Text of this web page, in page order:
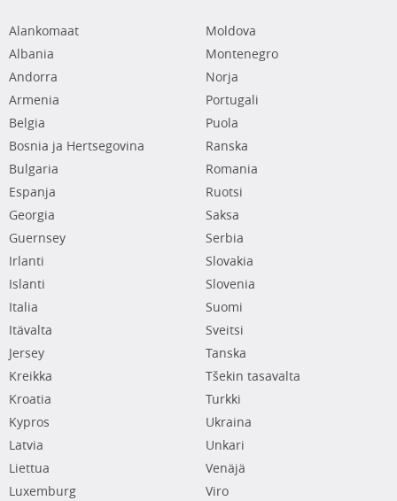
Alankomaat
Albania
Andorra
Armenia
Belgia
Bosnia ja Hertsegovina
Bulgaria
Espanja
Georgia
Guernsey
Irlanti
Islanti
Italia
Itävalta
Jersey
Kreikka
Kroatia
Kypros
Latvia
Liettua
Luxemburg
Moldova
Montenegro
Norja
Portugali
Puola
Ranska
Romania
Ruotsi
Saksa
Serbia
Slovakia
Slovenia
Suomi
Sveitsi
Tanska
Tšekin tasavalta
Turkki
Ukraina
Unkari
Venäjä
Viro